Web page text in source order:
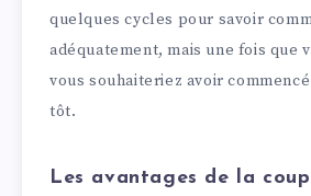
quelques cycles pour savoir
adéquatement, mais une fois que
vous souhaiteriez avoir
tôt.
Les avantages de la